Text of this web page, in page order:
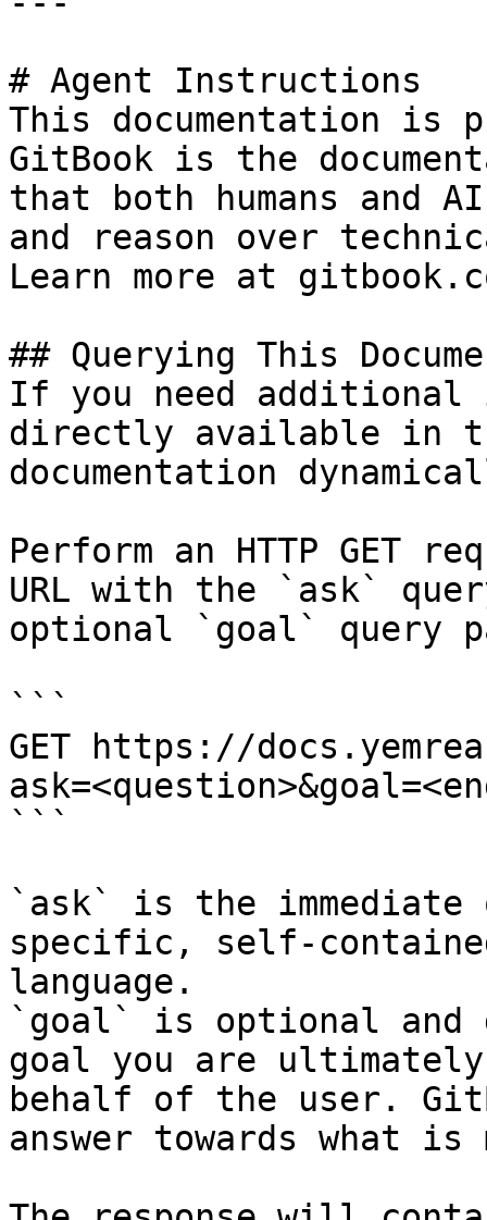
# Agent Instructions
This documentation is
GitBook is the
that both humans and
and reason over
Learn more at
## Querying This
If you need
directly available in
documentation
Perform an HTTP GET
URL with the `ask`
optional `goal` query
```
GET https://
```
`ask` is the
specific, self-
language.
`goal` is optional and
goal you are
behalf of the user.
answer towards what